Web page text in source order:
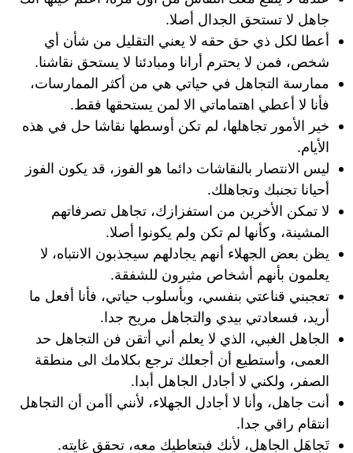
جاهل لا تستحق الجدال أصلا.
أعطا لكل ذي حق حقه لا يعني التقليل من شأن أي
شخص، فمن لا يحترم أرانا ومبادئنا لا يستحق نقاشنا.
ممارسة التجاهل في حياتي هي من أكثر الممارسات،
فأنا لا أعطي اهتماماتي الا لمن يستحقها فقط.
خير الأمور تجاهلها، لم تكن أوسطها نقاشا حل في هذه
الأيام.
ليس الانتصار بالنقاشات دائما هو الفوز، قد يكون الفوز
أحيانا تجنبك وتجاهلك.
لا تمكن الأخرين من استفزازك، تجاهل تصرفاتهم
المشينة، وكأنها لم تكن ولم يكونوا أصلا.
يظن بعض الجهلاء أنهم يجادلهم سيجذبون الانتباه، لا
يعلمون بأنهم أشخاص مثيرون للشفقة.
تعجبني قناعتي بنفسي، وبأسلوب حياتي، فأنا أفعل ما
أريد، فسعادتي بيدي والتجاهل مريح جدا.
الجاهل الغبي، الذي لا يعلم أني أتقن فن التجاهل حد
العمى، وأستطيع أن أجعلك ترجع بكلامك الى منطقة
الصفر، ولكني لا أجادل الجاهل أبدا.
أنت جاهل، وأنا لا أجادل الجهلاء، لأنني أأمن أن التجاهل
انتقام راقي جدا.
تَجاهَل الجاهل، لأنك فبتعاطيك معه، تحقق غايته.